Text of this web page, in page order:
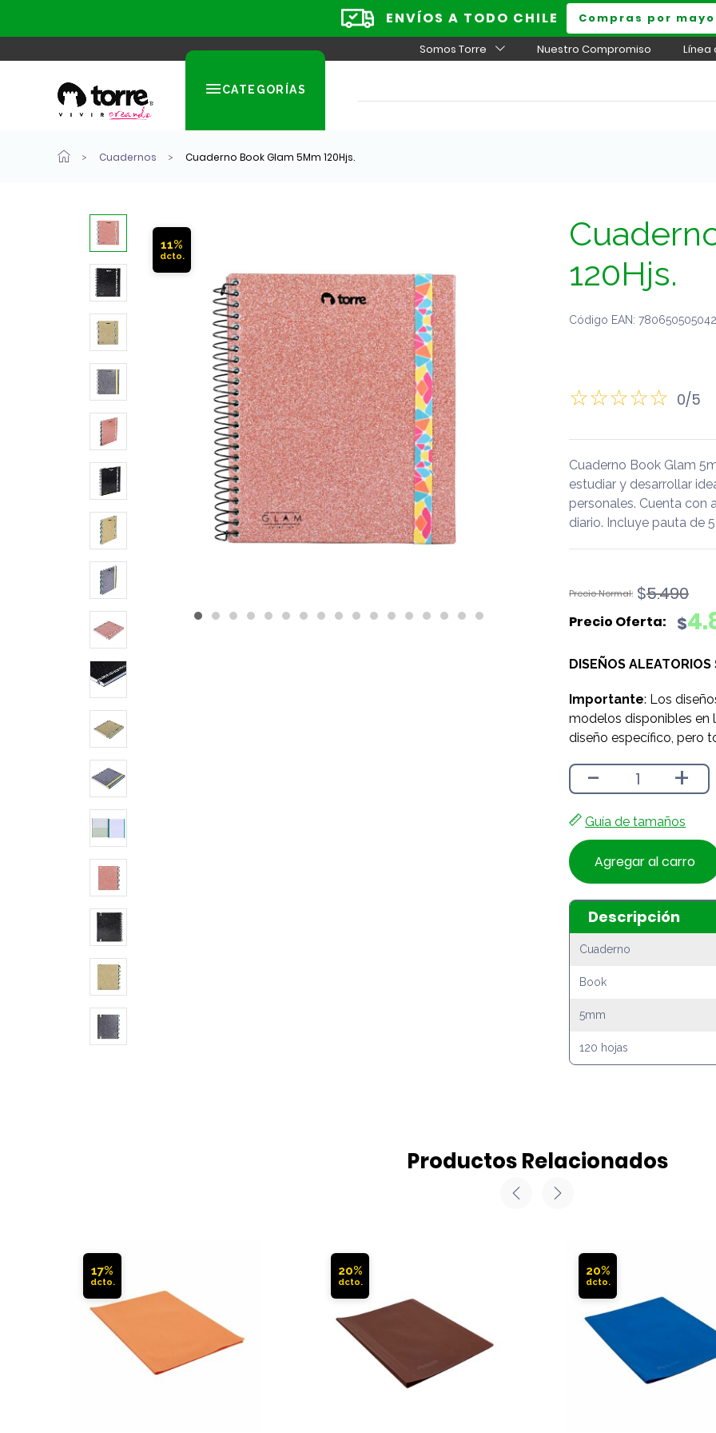
ENVÍOS A TODO CHILE Compras por
Somos Torre Nuestro Compromiso Línea
CATEGORÍAS
Cuadernos Cuaderno Book Glam 5Mm 120Hjs.
11%
120Hjs.
Código EAN:
0/5
Cuaderno Book Glam
estudiar y desarrollar
personales. Cuenta con
diario. Incluye pauta de
$5.490
El
original
$5.490.
$
El
actual
$4.890.
DISEÑOS
Importante: Los
modelos disponibles en
diseño específico, pero
- +
Guía de tamaños
Agregar al carro
Descripción
Cuaderno
Book
5mm
120 hojas
Productos Relacionados
17% 20% 20%